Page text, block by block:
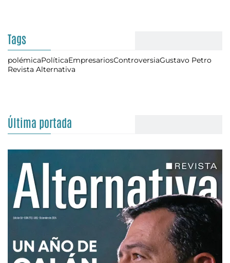
Tags
polémicaPolíticaEmpresariosControversiaGustavo Petro
Revista Alternativa
Última portada